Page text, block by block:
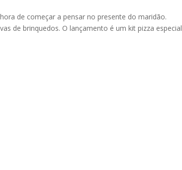
de começar a pensar no presente do maridão.
de brinquedos. O lançamento é um kit pizza especial